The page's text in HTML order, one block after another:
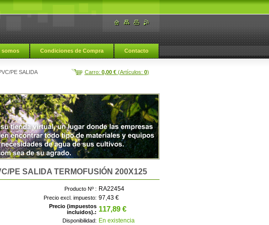
somos Condiciones de Compra Contacto
Carro: 0,00 €(Artículos: 0)
PE SALIDA
PE SALIDA TERMOFUSIÓN 200X125
Producto Nº : RA22454
Precio excl. impuesto: 97,43 €
Precio (impuestos
incluidos).: 117,89 €
Disponibilidad: En existencia